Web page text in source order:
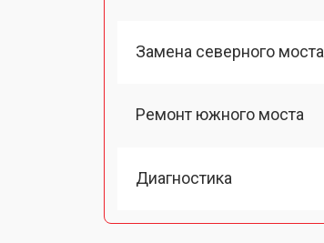
Замена северного моста
Ремонт южного моста
Диагностика